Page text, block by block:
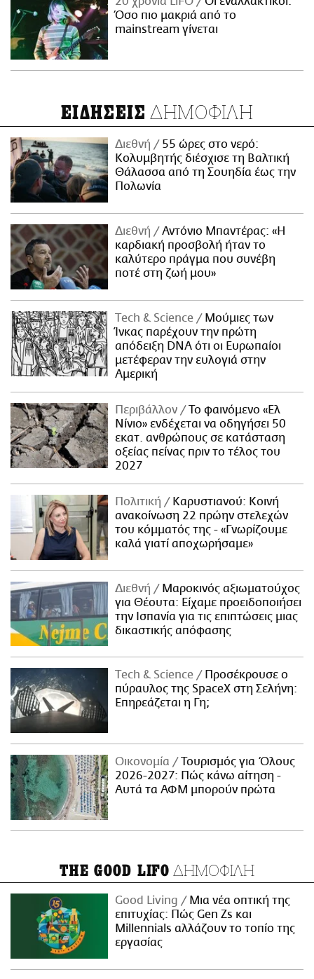
Όσο πιο μακριά από το
mainstream γίνεται
ΕΙΔΗΣΕΙΣ ΔΗΜΟΦΙΛΗ
Διεθνή
55 ώρες στο νερό:
Κολυμβητής διέσχισε τη Βαλτική
Θάλασσα από τη Σουηδία έως την
Πολωνία
Διεθνή
Αντόνιο Μπαντέρας: «Η
καρδιακή προσβολή ήταν το
καλύτερο πράγμα που συνέβη
ποτέ στη ζωή μου»
Τech & Science
Μούμιες των
Ίνκας παρέχουν την πρώτη
απόδειξη DNA ότι οι Ευρωπαίοι
μετέφεραν την ευλογιά στην
Αμερική
Περιβάλλον
Το φαινόμενο «Ελ
Νίνιο» ενδέχεται να οδηγήσει 50
εκατ. ανθρώπους σε κατάσταση
οξείας πείνας πριν το τέλος του
2027
Πολιτική
Καρυστιανού: Κοινή
ανακοίνωση 22 πρώην στελεχών
του κόμματός της - «Γνωρίζουμε
καλά γιατί αποχωρήσαμε»
Διεθνή
Μαροκινός αξιωματούχος
για Θέουτα: Είχαμε προειδοποιήσει
την Ισπανία για τις επιπτώσεις μιας
δικαστικής απόφασης
Τech & Science
Προσέκρουσε ο
πύραυλος της SpaceX στη Σελήνη:
Επηρεάζεται η Γη;
Οικονομία
Τουρισμός για Όλους
2026-2027: Πώς κάνω αίτηση -
Αυτά τα ΑΦΜ μπορούν πρώτα
THE GOOD LIFO ΔΗΜΟΦΙΛΗ
Good Living
Μια νέα οπτική της
επιτυχίας: Πώς Gen Zs και
Millennials αλλάζουν το τοπίο της
εργασίας